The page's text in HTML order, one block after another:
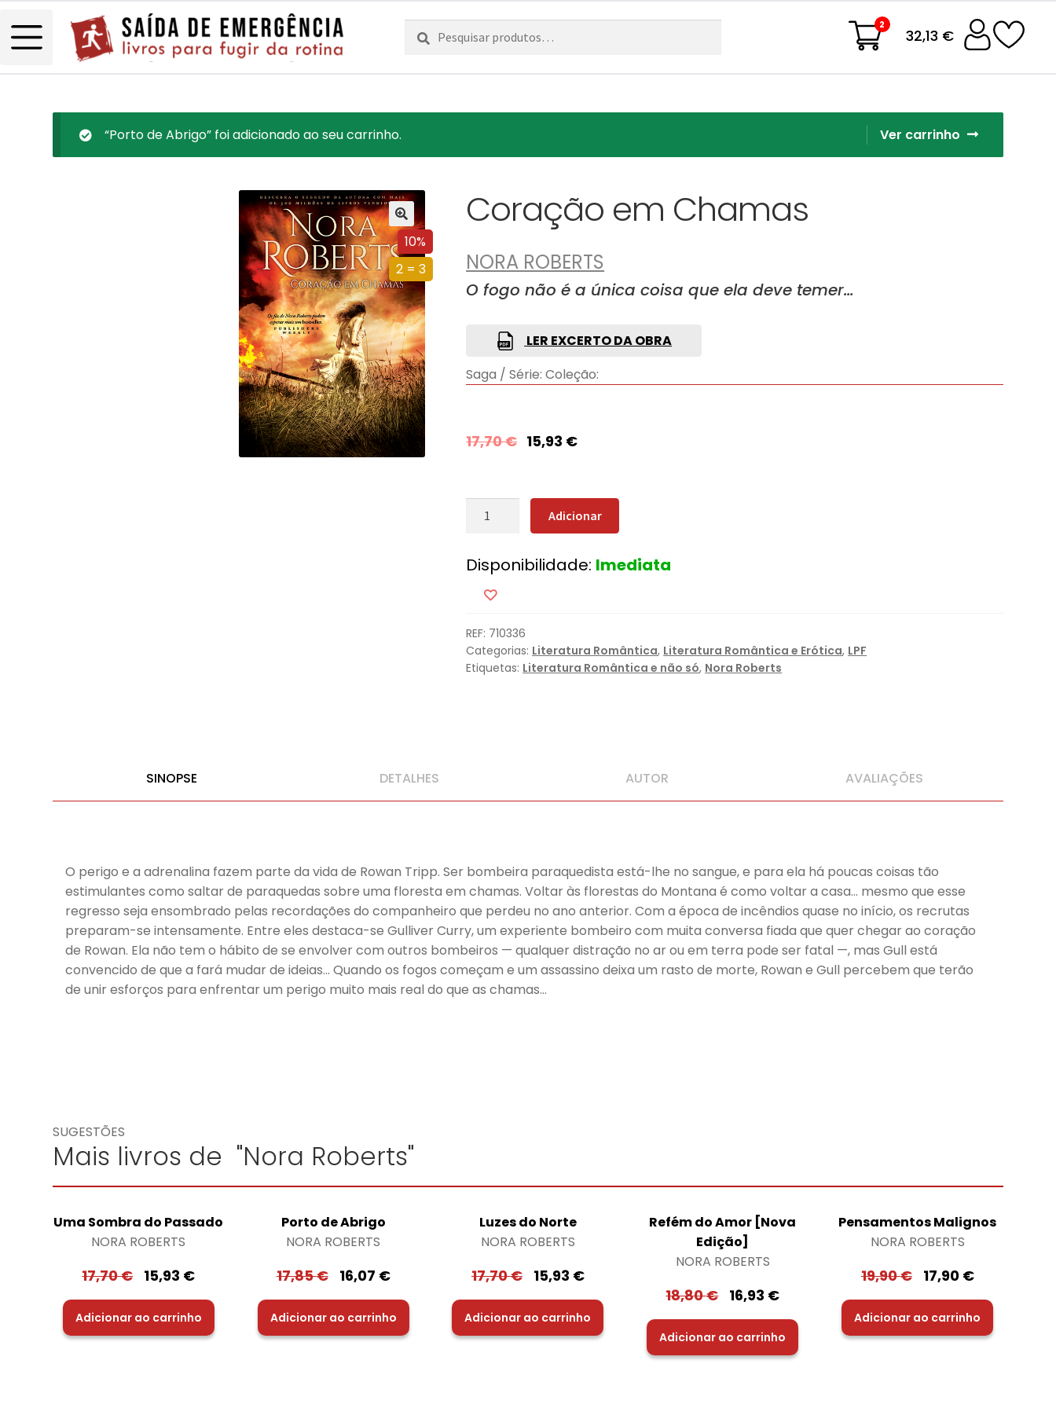
Pesquisar
por:
Pesquisa 2
32,13 €
Ver carrinho
“Porto de Abrigo” foi adicionado ao seu carrinho.
10%
2 = 3
Coração em Chamas
NORA ROBERTS
O fogo não é a única coisa que ela deve temer…
LER EXCERTO DA OBRA
Saga / Série: Coleção:
17,70€ 15,93 €
Quantidade
em
Chamas
Adicionar
Disponibilidade: Imediata
REF: 710336
Categorias: Literatura Romântica, Literatura Romântica e Erótica, LPF
Etiquetas: Literatura Romântica e não só, Nora Roberts
SINOPSE DETALHES AUTOR AVALIAÇÕES
O perigo e a adrenalina fazem parte da vida de Rowan Tripp. Ser bombeira paraquedista está-lhe no sangue, e para ela há poucas coisas tão
estimulantes como saltar de paraquedas sobre uma floresta em chamas. Voltar às florestas do Montana é como voltar a casa… mesmo que esse
regresso seja ensombrado pelas recordações do companheiro que perdeu no ano anterior. Com a época de incêndios quase no início, os recrutas
preparam-se intensamente. Entre eles destaca-se Gulliver Curry, um experiente bombeiro com muita conversa fiada que quer chegar ao coração
de Rowan. Ela não tem o hábito de se envolver com outros bombeiros — qualquer distração no ar ou em terra pode ser fatal —, mas Gull está
convencido de que a fará mudar de ideias… Quando os fogos começam e um assassino deixa um rasto de morte, Rowan e Gull percebem que terão
de unir esforços para enfrentar um perigo muito mais real do que as chamas…
SUGESTÕES
Mais livros de "Nora Roberts"
Uma Sombra do Passado
NORA ROBERTS
17,70€ 15,93 €
Adicionar ao carrinho
Porto de Abrigo
NORA ROBERTS
17,85€ 16,07 €
Adicionar ao carrinho
Luzes do Norte
NORA ROBERTS
17,70€ 15,93 €
Adicionar ao carrinho
Refém do Amor [Nova
Edição]
NORA ROBERTS
18,80€ 16,93 €
Adicionar ao carrinho
Pensamentos Malignos
NORA ROBERTS
19,90€ 17,90 €
Adicionar ao carrinho